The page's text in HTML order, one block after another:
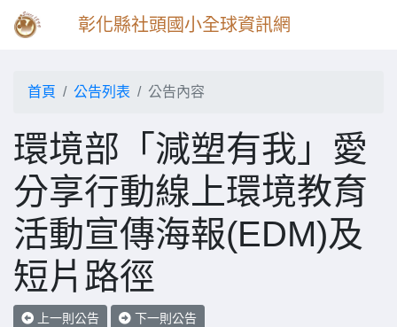
彰化縣社頭國小全球資訊網
首頁 公告列表 公告內容
環境部「減塑有我」愛
分享行動線上環境教育
活動宣傳海報(EDM)及
短片路徑
上一則公告 下一則公告